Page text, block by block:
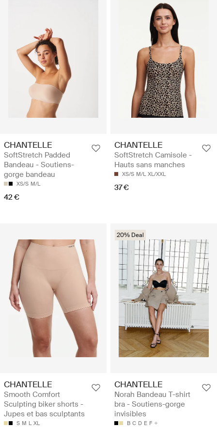
CHANTELLE
SoftStretch Padded
Bandeau - Soutiens-
gorge bandeau
XS/S M/L
42 €
CHANTELLE
SoftStretch Camisole -
Hauts sans manches
XS/S M/L XL/XXL
37 €
CHANTELLE
Smooth Comfort
Sculpting biker shorts -
Jupes et bas sculptants
S M L XL
20% Deal
CHANTELLE
Norah Bandeau T-shirt
bra - Soutiens-gorge
invisibles
B C D E F